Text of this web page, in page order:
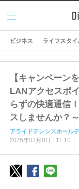
メニ
ュー
ビジネス ライフスタイ
【キャンペーン
LANアクセスポ
らずの快適通信
スしませんか？～
アライドテレシスホール
2025年07月01日 11:10